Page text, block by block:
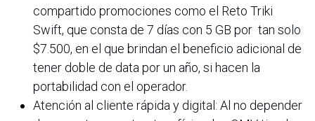
compartido promociones como el Reto Triki
Swift, que consta de 7 días con 5 GB por tan solo
$7.500, en el que brindan el beneficio adicional de
tener doble de data por un año, si hacen la
portabilidad con el operador.
Atención al cliente rápida y digital: Al no depender